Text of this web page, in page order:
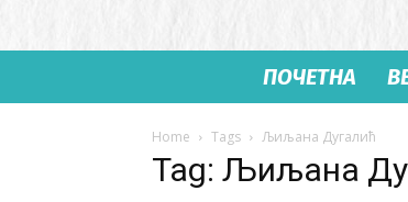
ПОЧЕТНА
Home Tags Љиљана Дугалић
Tag: Љиљана